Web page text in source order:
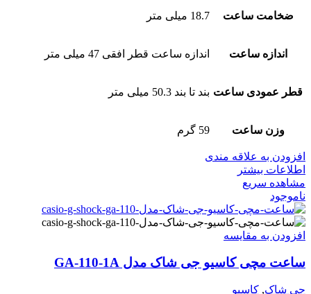
ضخامت ساعت 18.7 میلی متر
اندازه ساعت اندازه ساعت قطر افقی 47 میلی متر
قطر عمودی ساعت بند تا بند 50.3 میلی متر
وزن ساعت 59 گرم
افزودن به علاقه مندی
اطلاعات بیشتر
مشاهده سریع
ناموجود
افزودن به مقایسه
ساعت مچی کاسیو جی شاک مدل GA-110-1A
جی شاک, کاسیو